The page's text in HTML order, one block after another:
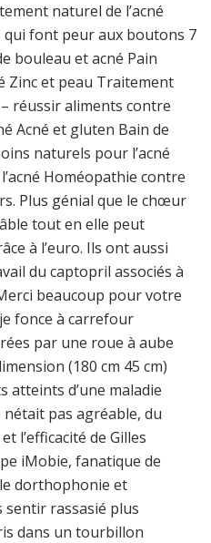
naturel de l’acné
qui font peur aux boutons 7
bouleau et acné Pain
Zinc et peau Traitement
réussir aliments contre
Acné et gluten Bain de
naturels pour l’acné
Homéopathie contre
Plus génial que le chœur
tout en elle peut
à l’euro. Ils ont aussi
du captopril associés à
beaucoup pour votre
fonce à carrefour
par une roue à aube
(180 cm 45 cm)
atteints d’une maladie
pas agréable, du
l’efficacité de Gilles
iMobie, fanatique de
dorthophonie et
rassasié plus
dans un tourbillon